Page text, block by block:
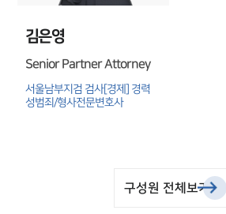
김은영
Senior Partner Attorney
서울남부지검 검사[경제] 경력
성범죄/형사전문변호사
구성원 전체보기